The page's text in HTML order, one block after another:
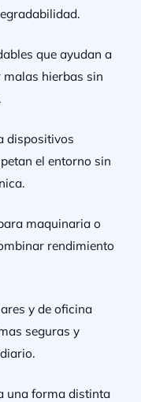
que ayudan a
hierbas sin
dispositivos
el entorno sin
maquinaria o
rendimiento
y de oficina
seguras y
una forma distinta